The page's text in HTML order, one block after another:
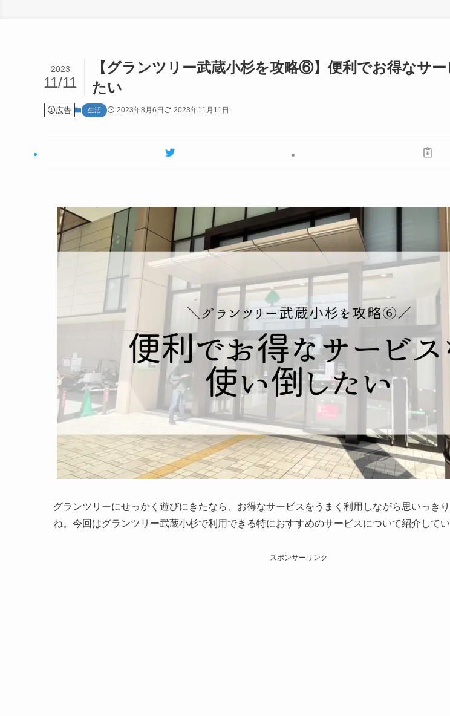
【グランツリー武蔵小杉を攻略⑥】便利でお得なサ
たい
2023
11/11
広告 生活 2023年8月6日 2023年11月11日
グランツリーにせっかく遊びにきたなら、お得なサービスをうまく利用しながら思いっき
ね。今回はグランツリー武蔵小杉で利用できる特におすすめのサービスについて紹介してい
スポンサーリンク